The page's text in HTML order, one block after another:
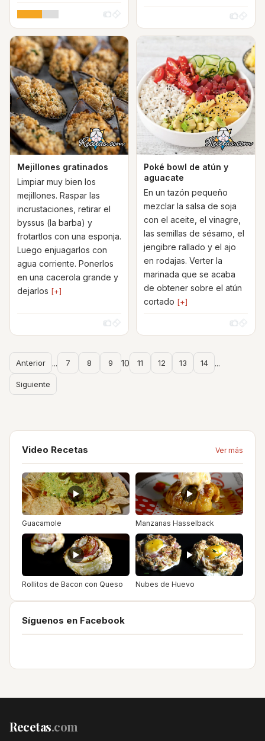
Mejillones gratinados
Limpiar muy bien los
mejillones. Raspar las
incrustaciones, retirar el
byssus (la barba) y
frotartlos con una esponja.
Luego enjuagarlos con
agua corriente. Ponerlos
en una cacerola grande y
dejarlos [+]
Poké bowl de atún y
aguacate
En un tazón pequeño
mezclar la salsa de soja
con el aceite, el vinagre,
las semillas de sésamo, el
jengibre rallado y el ajo
en rodajas. Verter la
marinada que se acaba
de obtener sobre el atún
cortado [+]
Anterior ... 7 8 9 10 11 12 13 14 ...
Siguiente
Video Recetas Ver más
Guacamole Manzanas Hasselback
Rollitos de Bacon con Queso Nubes de Huevo
Síguenos en Facebook
Recetas.com